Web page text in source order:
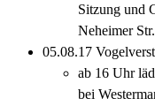
Sitzung und
Neheimer
05.08.17
ab 16 Uhr
bei